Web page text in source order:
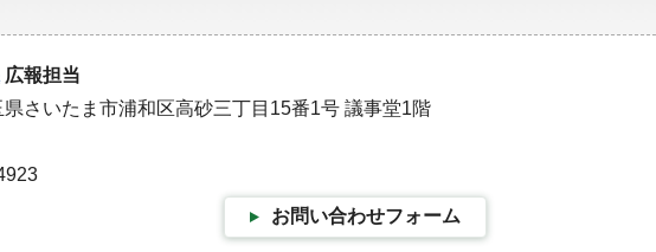
広報担当
さいたま市浦和区高砂三丁目15番1号 議事堂1階
お問い合わせフォーム